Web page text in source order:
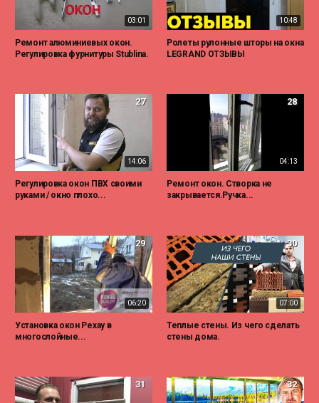
03:01
Ремонт алюминиевых окон.
Регулировка фурнитуры Stublina.
10:48
Ролеты рулонные шторы на окна
LEGRAND ОТЗЫВЫ
14:06
27
Регулировка окон ПВХ своими
руками / окно плохо...
04:13
28
Ремонт окон. Створка не
закрывается.Ручка...
06:20
29
Установка окон Рехау в
многослойные...
07:00
30
Теплые стены. Из чего сделать
стены дома.
31 32